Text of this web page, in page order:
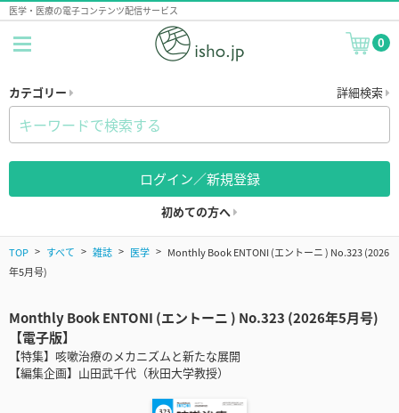
医学・医療の電子コンテンツ配信サービス
0
カテゴリー 詳細検索
ログイン／新規登録
初めての方へ
TOP すべて 雑誌 医学
Monthly Book ENTONI (エントーニ ) No.323 (2026
年5月号)
Monthly Book ENTONI (エントーニ ) No.323 (2026年5月号)
【電子版】
【特集】咳嗽治療のメカニズムと新たな展開
【編集企画】山田武千代（秋田大学教授）